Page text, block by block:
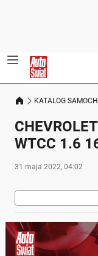
KATALOG
WTCC 1.6
31 maja 2022, 04:02